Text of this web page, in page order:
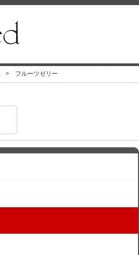
> フルーツゼリー